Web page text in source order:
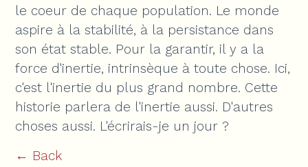
le coeur de chaque population. Le monde
aspire à la stabilité, à la persistance dans
son état stable. Pour la garantir, il y a la
force d'inertie, intrinsèque à toute chose. Ici,
c'est l'inertie du plus grand nombre. Cette
historie parlera de l'inertie aussi. D'autres
choses aussi. L'écrirais-je un jour ?
← Back